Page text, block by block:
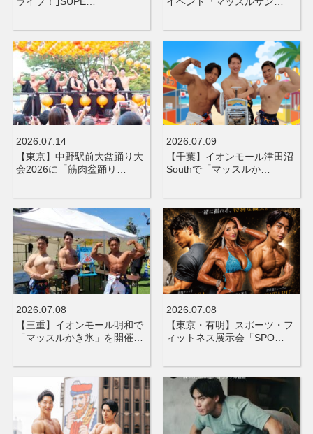
2026.07.14
【東京】中野駅前大盆踊り大
会2026に「筋肉盆踊り…
2026.07.09
【千葉】イオンモール津田沼
Southで「マッスルか…
2026.07.08
【三重】イオンモール明和で
「マッスルかき氷」を開催…
2026.07.08
【東京・有明】スポーツ・フ
ィットネス展示会「SPO…